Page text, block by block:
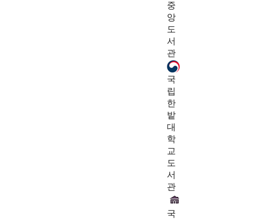
중
앙
도
서
관
국
립
한
밭
대
학
교
도
서
관
국